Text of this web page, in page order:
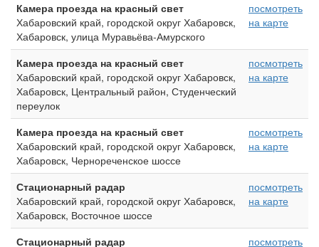
Камера проезда на красный свет
Хабаровский край, городской округ Хабаровск,
Хабаровск, улица Муравьёва-Амурского
посмотреть
на карте
Камера проезда на красный свет
Хабаровский край, городской округ Хабаровск,
Хабаровск, Центральный район, Студенческий
переулок
посмотреть
на карте
Камера проезда на красный свет
Хабаровский край, городской округ Хабаровск,
Хабаровск, Чернореченское шоссе
посмотреть
на карте
Стационарный радар
Хабаровский край, городской округ Хабаровск,
Хабаровск, Восточное шоссе
посмотреть
на карте
Стационарный радар посмотреть